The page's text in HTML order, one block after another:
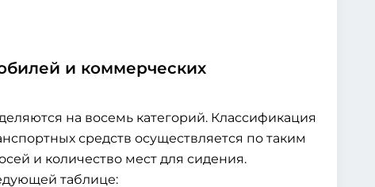
и коммерческих
на восемь категорий. Классификация
средств осуществляется по таким
и количество мест для сидения.
таблице: